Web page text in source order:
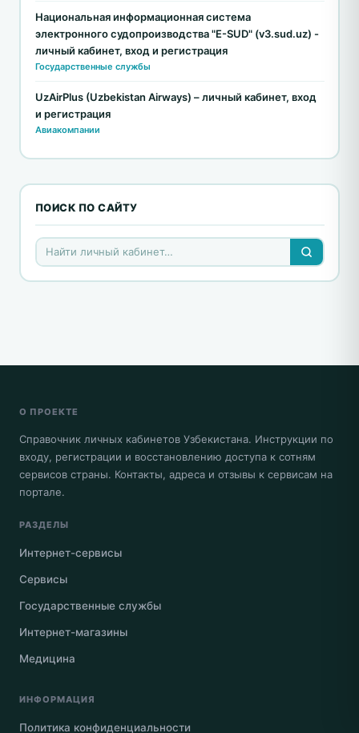
Национальная информационная система
электронного судопроизводства "E-SUD" (v3.sud.uz) -
личный кабинет, вход и регистрация
Государственные службы
UzAirPlus (Uzbekistan Airways) – личный кабинет, вход
и регистрация
Авиакомпании
ПОИСК ПО САЙТУ
О ПРОЕКТЕ
Справочник личных кабинетов Узбекистана. Инструкции по
входу, регистрации и восстановлению доступа к сотням
сервисов страны. Контакты, адреса и отзывы к сервисам на
портале.
РАЗДЕЛЫ
Интернет-сервисы
Сервисы
Государственные службы
Интернет-магазины
Медицина
ИНФОРМАЦИЯ
Политика конфиденциальности